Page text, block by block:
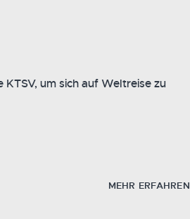
KTSV, um sich auf Weltreise zu
MEHR ERFAHREN